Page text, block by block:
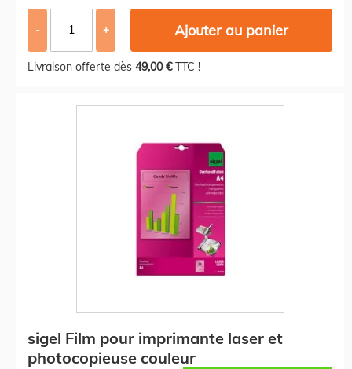
- + Ajouter au panier
Livraison offerte dès 49,00 €TTC !
sigel Film pour imprimante laser et
photocopieuse couleur